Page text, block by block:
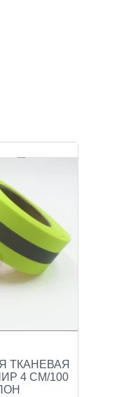
ТКАНЕВАЯ
4 СМ/100